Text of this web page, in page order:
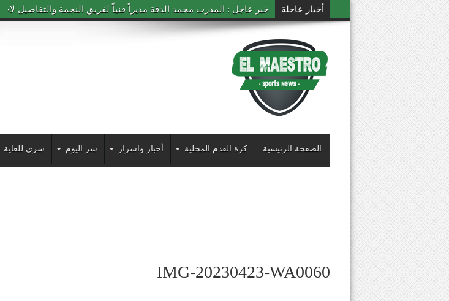
أخبار عاجلة خبر عاجل : المدرب محمد الدقة مديراً فنياً لفريق النجمة والتفاصيل لاحقاً
الصفحة الرئيسية كرة القدم المحلية أخبار واسرار سر اليوم سري للغاية
IMG-20230423-WA0060